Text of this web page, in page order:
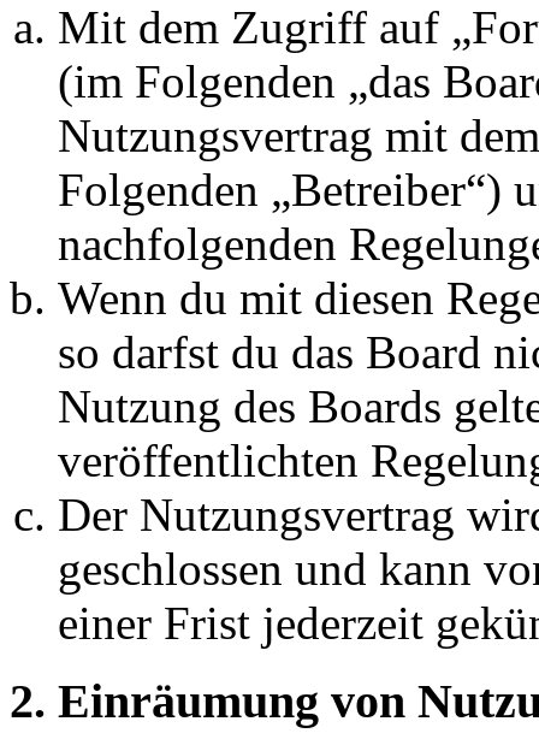
Mit dem Zugriff auf
(im Folgenden „das
Nutzungsvertrag mit
Folgenden „Betreiber“)
nachfolgenden
Wenn du mit diesen
so darfst du das Board
Nutzung des Boards
veröffentlichten
Der Nutzungsvertrag
geschlossen und kann
einer Frist jederzeit
2. Einräumung von